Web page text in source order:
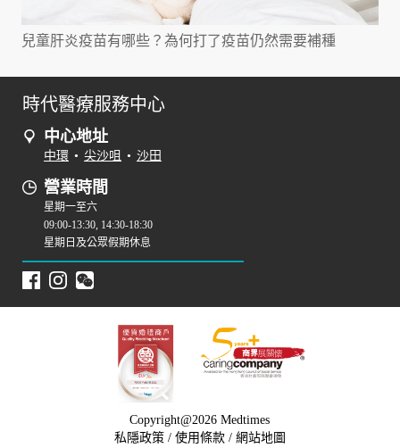
兒童肝炎疫苗有哪些？為何打了疫苗仍然需要補種
時代醫療服務中心
中心地址
中環 • 尖沙咀 • 沙田
營業時間
星期一至六
09:00-13:30, 14:30-18:30
星期日及公眾假期休息
Copyright@2026 Medtimes
私隱政策 / 使用條款/ 網站地圖